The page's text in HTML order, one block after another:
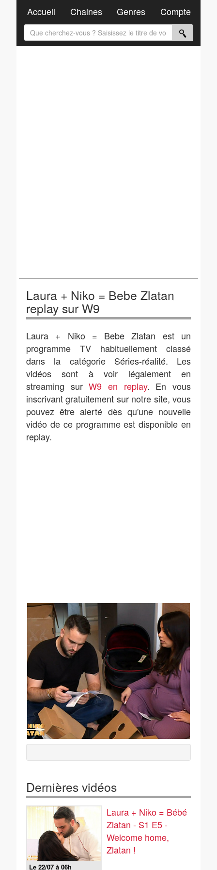
Laura + Niko = Bebe Zlatan
replay sur W9
Laura + Niko = Bebe Zlatan est un
programme TV habituellement classé
dans la catégorie Séries-réalité. Les
vidéos sont à voir légalement en
streaming surW9 en replay. En vous
inscrivant gratuitement sur notre site, vous
pouvez être alerté dès qu'une nouvelle
vidéo de ce programme est disponible en
replay.
Dernières vidéos
Le 22/07 à 06h
Laura + Niko = Bébé
Zlatan - S1 E5 -
Welcome home,
Zlatan !
Accueil Chaines Genres Compte